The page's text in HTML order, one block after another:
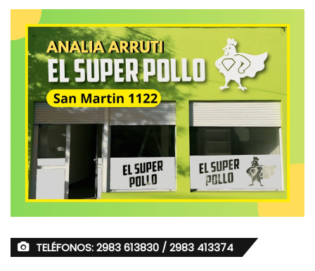
TELÉFONOS: 2983 613830 / 2983 413374